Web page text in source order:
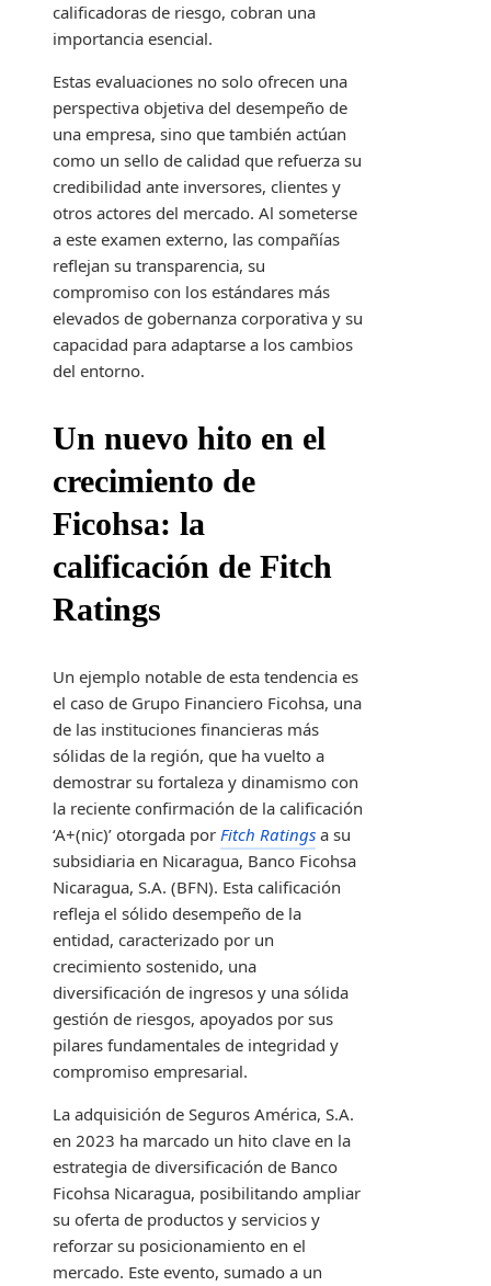
calificadoras de riesgo, cobran una
importancia esencial.
Estas evaluaciones no solo ofrecen una
perspectiva objetiva del desempeño de
una empresa, sino que también actúan
como un sello de calidad que refuerza su
credibilidad ante inversores, clientes y
otros actores del mercado. Al someterse
a este examen externo, las compañías
reflejan su transparencia, su
compromiso con los estándares más
elevados de gobernanza corporativa y su
capacidad para adaptarse a los cambios
del entorno.
Un nuevo hito en el
crecimiento de
Ficohsa: la
calificación de Fitch
Ratings
Un ejemplo notable de esta tendencia es
el caso de Grupo Financiero Ficohsa, una
de las instituciones financieras más
sólidas de la región, que ha vuelto a
demostrar su fortaleza y dinamismo con
la reciente confirmación de la calificación
‘A+(nic)’ otorgada por Fitch Ratings a su
subsidiaria en Nicaragua, Banco Ficohsa
Nicaragua, S.A. (BFN). Esta calificación
refleja el sólido desempeño de la
entidad, caracterizado por un
crecimiento sostenido, una
diversificación de ingresos y una sólida
gestión de riesgos, apoyados por sus
pilares fundamentales de integridad y
compromiso empresarial.
La adquisición de Seguros América, S.A.
en 2023 ha marcado un hito clave en la
estrategia de diversificación de Banco
Ficohsa Nicaragua, posibilitando ampliar
su oferta de productos y servicios y
reforzar su posicionamiento en el
mercado. Este evento, sumado a un